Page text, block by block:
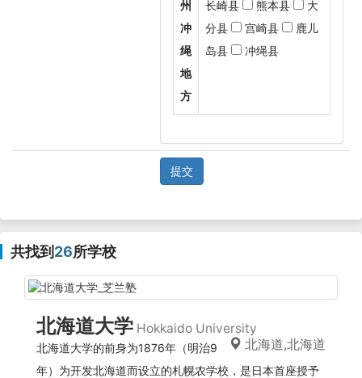
州
冲
绳
地
方
长崎县 熊本县
大
分县
宫崎县
鹿儿
岛县
冲绳县
提交
共找到 26所学校
北海道大学 Hokkaido University
北海道,北海道
北海道大学的前身为1876年（明治9
年）为开发北海道而设立的札幌农学校，是日本首座授予